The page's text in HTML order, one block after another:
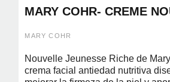
MARY COHR- CREME
MARY COHR
Nouvelle Jeunesse Riche de
crema facial antiedad nutritiva